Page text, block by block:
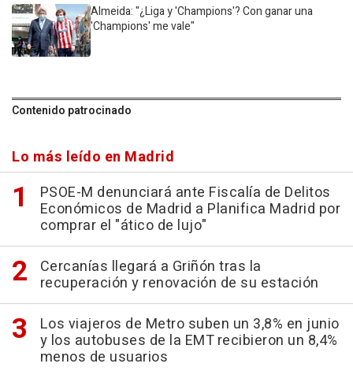
Almeida: "¿Liga y 'Champions'? Con ganar una
'Champions' me vale"
Contenido patrocinado
Lo más leído en Madrid
PSOE-M denunciará ante Fiscalía de Delitos
Económicos de Madrid a Planifica Madrid por
comprar el "ático de lujo"
Cercanías llegará a Griñón tras la
recuperación y renovación de su estación
Los viajeros de Metro suben un 3,8% en junio
y los autobuses de la EMT recibieron un 8,4%
menos de usuarios